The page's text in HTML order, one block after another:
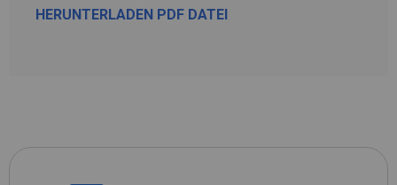
HERUNTERLADEN PDF DATEI